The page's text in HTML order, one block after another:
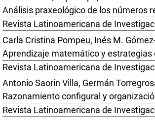
Análisis praxeológico de los números
Revista Latinoamericana de
Carla Cristina Pompeu, Inés M.
Aprendizaje matemático y estrategias
Revista Latinoamericana de
Antonio Saorin Villa, Germán
Razonamiento configural y
Revista Latinoamericana de